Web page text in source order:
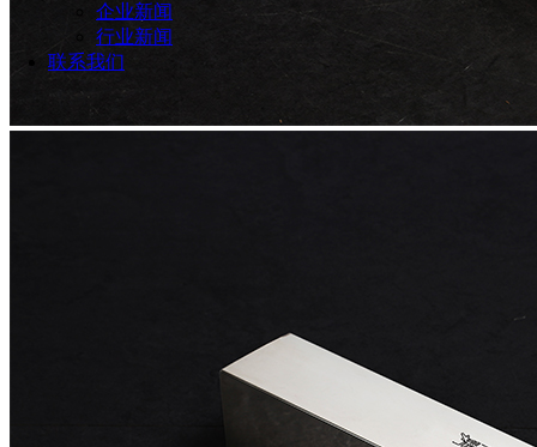
企业新闻
行业新闻
联系我们